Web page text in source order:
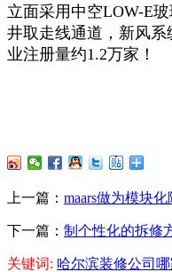
立面采用中空LOW-E
井取走线通道，新风
业注册量约1.2万家！
上一篇： maars做为模块
下一篇： 制个性化的拆修
关键词: 哈尔滨装修公司